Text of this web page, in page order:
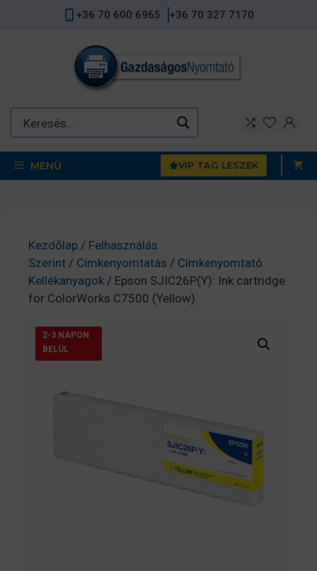
+36 70 600 6965 +36 70 327 7170
MENÜ VIP TAG LESZEK
Kezdőlap / Felhasználás
Szerint / Címkenyomtatás / Címkenyomtató
Kellékanyagok / Epson SJIC26P(Y): Ink cartridge
for ColorWorks C7500 (Yellow)
2-3 NAPON
BELÜL